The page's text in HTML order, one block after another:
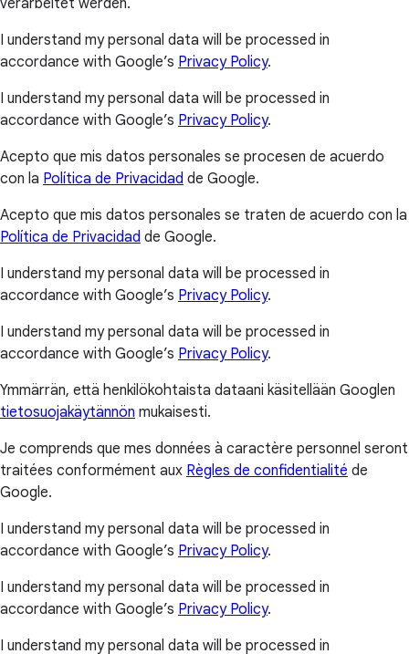
I understand my personal data will be processed in
accordance with Google’s Privacy Policy.
I understand my personal data will be processed in
accordance with Google’s Privacy Policy.
Acepto que mis datos personales se procesen de acuerdo
con la Política de Privacidad de Google.
Acepto que mis datos personales se traten de acuerdo con la
Política de Privacidad de Google.
I understand my personal data will be processed in
accordance with Google’s Privacy Policy.
I understand my personal data will be processed in
accordance with Google’s Privacy Policy.
Ymmärrän, että henkilökohtaista dataani käsitellään Googlen
tietosuojakäytännön mukaisesti.
Je comprends que mes données à caractère personnel seront
traitées conformément aux Règles de confidentialité de
Google.
I understand my personal data will be processed in
accordance with Google’s Privacy Policy.
I understand my personal data will be processed in
accordance with Google’s Privacy Policy.
I understand my personal data will be processed in